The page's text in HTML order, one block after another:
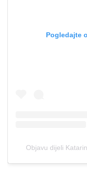
Pogledajte
Objavu dijeli